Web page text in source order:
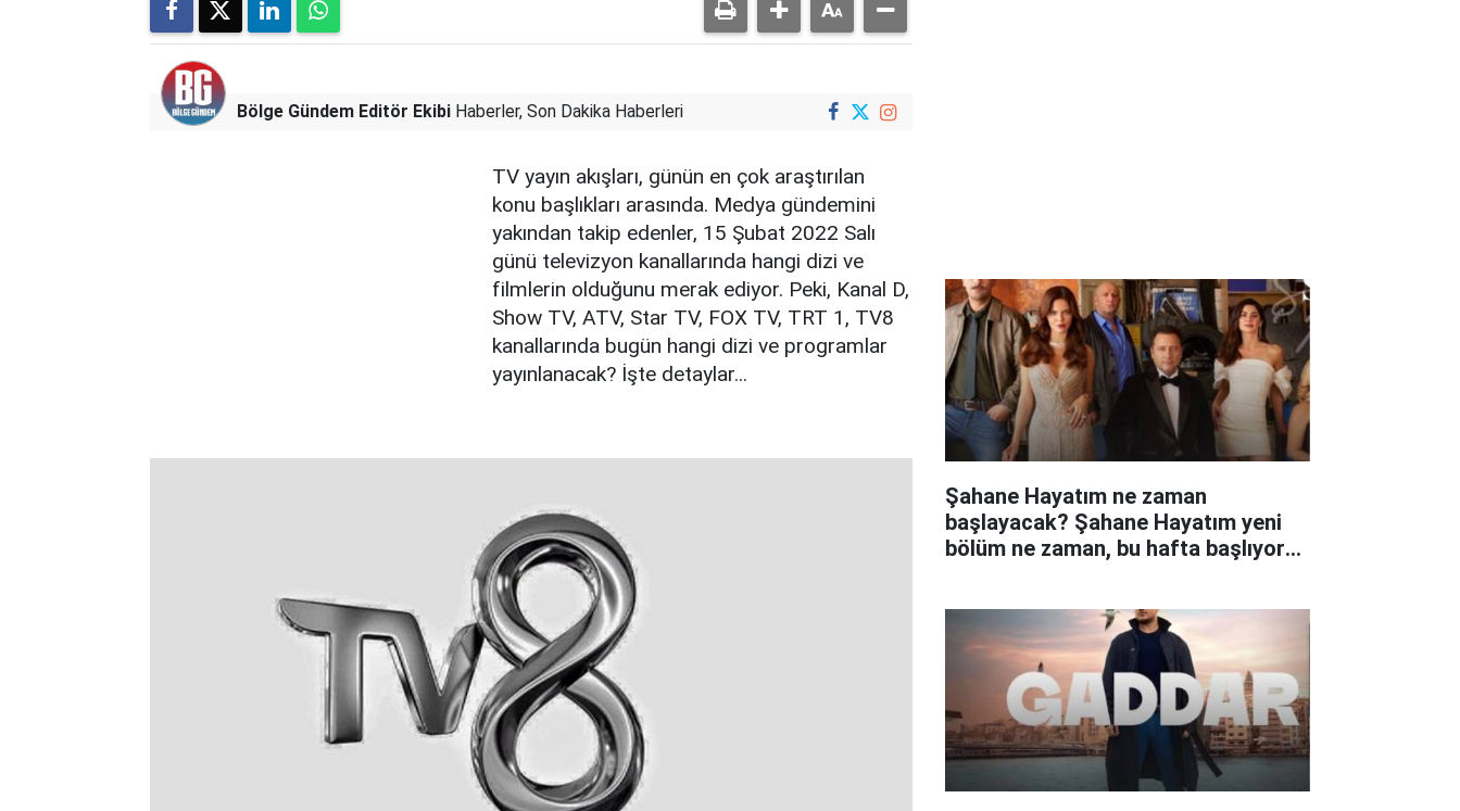
Bölge Gündem Editör Ekibi Haberler, Son Dakika Haberleri
TV yayın akışları, günün en çok araştırılan
konu başlıkları arasında. Medya gündemini
yakından takip edenler, 15 Şubat 2022 Salı
günü televizyon kanallarında hangi dizi ve
filmlerin olduğunu merak ediyor. Peki, Kanal D,
Show TV, ATV, Star TV, FOX TV, TRT 1, TV8
kanallarında bugün hangi dizi ve programlar
yayınlanacak? İşte detaylar...
Şahane Hayatım ne zaman
başlayacak? Şahane Hayatım yeni
bölüm ne zaman, bu hafta başlıyor